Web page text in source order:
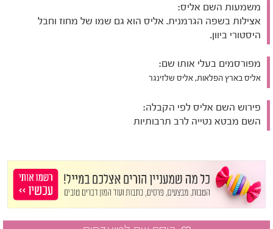
משמעות השם אליס:
אצילות בשפה הגרמנית. אליס הוא גם שמו של מחוז וחבל
היסטורי ביוון.
מפורסמים בעלי אותו שם:
אליס בארץ הפלאות, אליס שלזינגר
פירוש השם אליס לפי הקבלה:
השם מבטא נטייה לרב תרבותיות